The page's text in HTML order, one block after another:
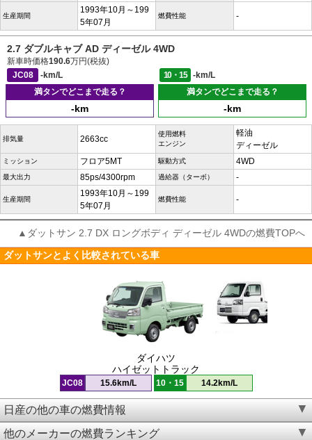
生産期間
1993年10月～199
5年07月
燃費性能 -
2.7 ダブルキャブ AD ディーゼル 4WD
新車時価格190.6万円(税抜)
JC08
-km/L 10・15
-km/L
満タンでどこまで走る？
-km
満タンでどこまで走る？
-km
排気量 2663cc
使用燃料
エンジン
軽油
ディーゼル
ミッション フロア5MT 駆動方式 4WD
最大出力 85ps/4300rpm 過給器（ターボ） -
生産期間
1993年10月～199
5年07月
燃費性能 -
▲ダットサン 2.7 DX ロングボディ ディーゼル 4WDの燃費TOPへ
ダットサンとよく比較されている車
ダイハツ
ハイゼットトラック
JC08 15.6km/L 10・15 14.2km/L
日産の他の車の燃費情報
他のメーカーの燃費ランキング